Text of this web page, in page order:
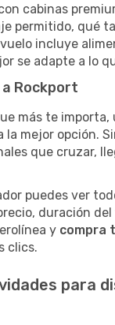
cabinas
permitido, qué
incluye
se adapte a lo
Rockport
más te importa,
la mejor opción.
que cruzar,
puedes ver
duración del
y compra
clics.
para